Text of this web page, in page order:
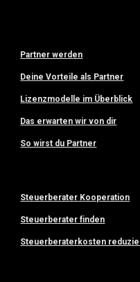
Partner werden
Deine Vorteile als Partner
Lizenzmodelle im Überblick
Das erwarten wir von dir
So wirst du Partner
Steuerberater Kooperation
Steuerberater finden
Steuerberaterkosten